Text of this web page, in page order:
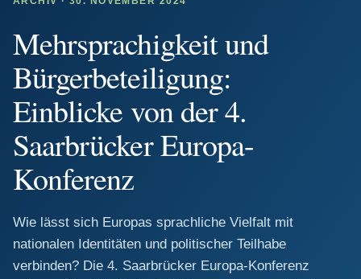
Mehrsprachigkeit und
Bürgerbeteiligung:
Einblicke von der 4.
Saarbrücker Europa-
Konferenz
Wie lässt sich Europas sprachliche Vielfalt mit
nationalen Identitäten und politischer Teilhabe
verbinden? Die 4. Saarbrücker Europa-Konferenz